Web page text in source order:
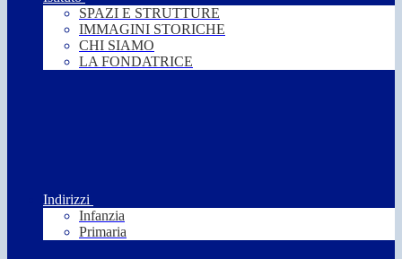
SPAZI E STRUTTURE
IMMAGINI STORICHE
CHI SIAMO
LA FONDATRICE
Indirizzi
Infanzia
Primaria